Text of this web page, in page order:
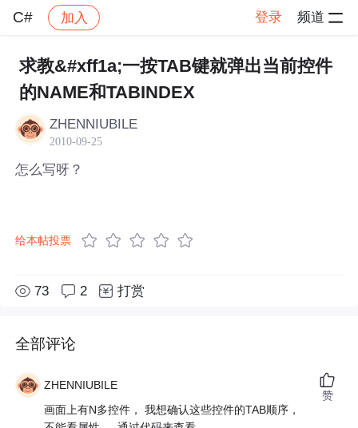
C# 加入 登录 频道
社区 C# 帖子详情
求教&#xff1a;一按TAB键就弹出当前控件
的NAME和TABINDEX
ZHENNIUBILE
2010-09-25
怎么写呀？
给本帖投票
73 2 打赏
全部评论
ZHENNIUBILE
画面上有N多控件， 我想确认这些控件的TAB顺序，
赞